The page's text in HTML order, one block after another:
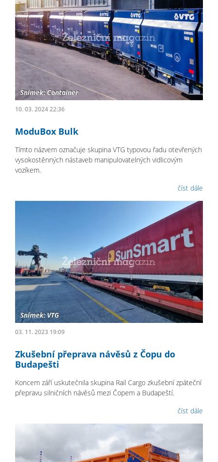
10. 03. 2024 22:36
ModuBox Bulk
Tímto názvem označuje skupina VTG typovou řadu otevřených
vysokostěnných nástaveb manipulovatelných vidlicovým
vozíkem.
číst dále
03. 11. 2023 19:09
Zkušební přeprava návěsů z Čopu do
Budapešti
Koncem září uskutečnila skupina Rail Cargo zkušební zpáteční
přepravu silničních návěsů mezi Čopem a Budapeští.
číst dále